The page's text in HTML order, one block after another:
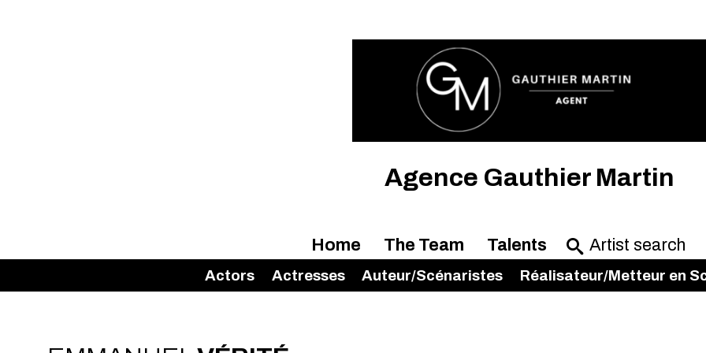
Agence Gauthier Martin
Home The Team Talents
Actors Actresses Auteur/Scénaristes Réalisateur/Metteur en